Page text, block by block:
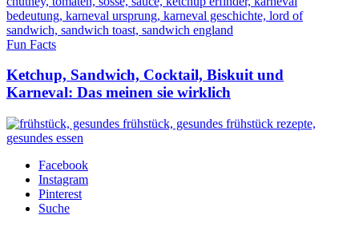
Fun Facts
Ketchup, Sandwich, Cocktail, Biskuit und
Karneval: Das meinen sie wirklich
Facebook
Instagram
Pinterest
Suche